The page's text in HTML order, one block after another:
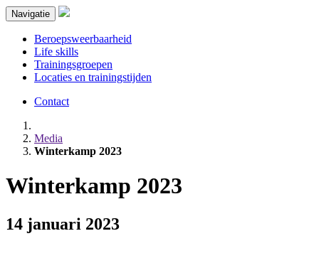
Navigatie
Beroepsweerbaarheid
Life skills
Trainingsgroepen
Locaties en trainingstijden
Contact
Media
Winterkamp 2023
Winterkamp 2023
14 januari 2023